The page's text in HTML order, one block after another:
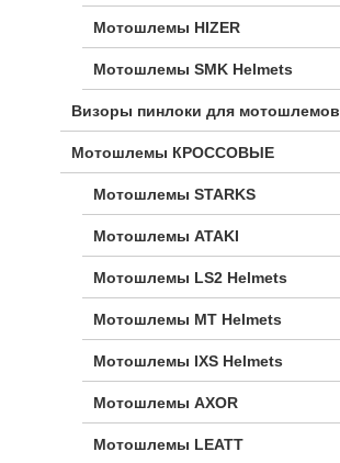
Мотошлемы HIZER
Мотошлемы SMK Helmets
Визоры пинлоки для мотошлемов
Мотошлемы КРОССОВЫЕ
Мотошлемы STARKS
Мотошлемы ATAKI
Мотошлемы LS2 Helmets
Мотошлемы MT Helmets
Мотошлемы IXS Helmets
Мотошлемы AXOR
Мотошлемы LEATT